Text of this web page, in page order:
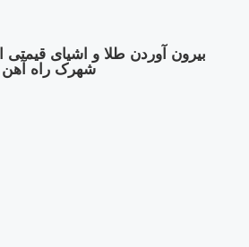
بیرون آوردن طلا و اشیای قیمتی
شهرک راه‌ آهن